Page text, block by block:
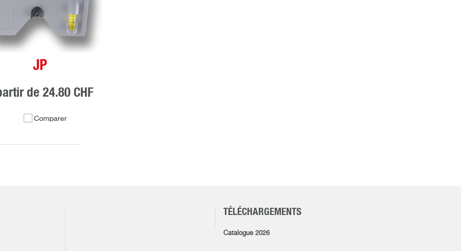
JP
de 24.80 CHF
Comparer
TÉLÉCHARGEMENTS
Catalogue 2026